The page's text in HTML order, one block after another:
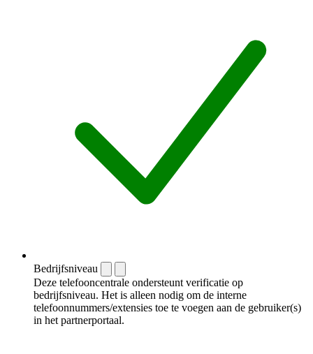
Bedrijfsniveau
Deze telefooncentrale ondersteunt verificatie op
bedrijfsniveau. Het is alleen nodig om de interne
telefoonnummers/extensies toe te voegen aan de gebruiker(s)
in het partnerportaal.